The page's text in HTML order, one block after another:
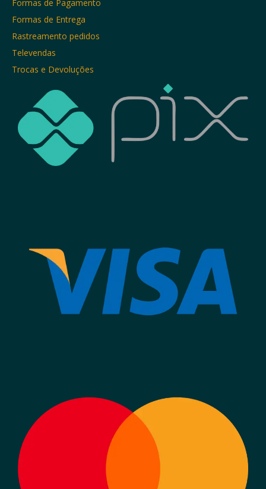
Formas de Pagamento
Formas de Entrega
Rastreamento pedidos
Televendas
Trocas e Devoluções